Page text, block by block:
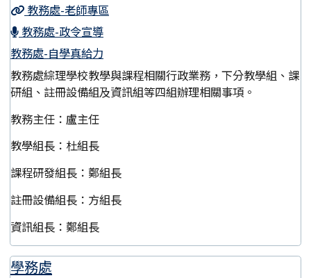
教務處-老師專區
教務處-政令宣導
教務處-自學真給力
教務處綜理學校教學與課程相關行政業務，下分教學組、課
研組、註冊設備組及資訊組等四組辦理相關事項。
教務主任：盧主任
教學組長：杜組長
課程研發組長：鄭組長
註冊設備組長：方組長
資訊組長：鄭組長
學務處